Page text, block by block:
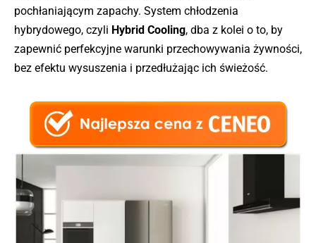
pochłaniającym zapachy. System chłodzenia
hybrydowego, czyli Hybrid Cooling, dba z kolei o to, by
zapewnić perfekcyjne warunki przechowywania żywności,
bez efektu wysuszenia i przedłużając ich świeżość.